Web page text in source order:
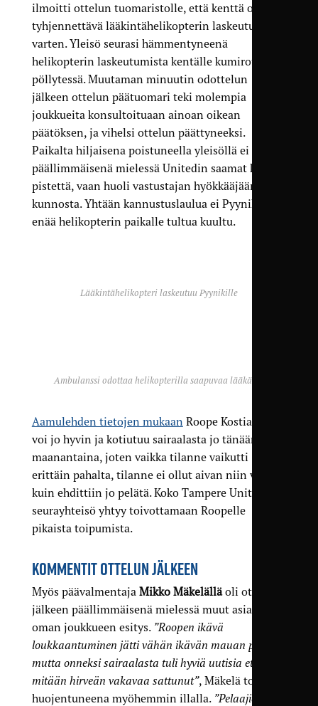
ilmoitti ottelun tuomaristolle, että kenttä oli
tyhjennettävä lääkintähelikopterin laskeutumista
varten. Yleisö seurasi hämmentyneenä
helikopterin laskeutumista kentälle kumirouheen
pöllytessä. Muutaman minuutin odottelun
jälkeen ottelun päätuomari teki molempia
joukkueita konsultoituaan ainoan oikean
päätöksen, ja vihelsi ottelun päättyneeksi.
Paikalta hiljaisena poistuneella yleisöllä ei ollut
päällimmäisenä mielessä Unitedin saamat kolme
pistettä, vaan huoli vastustajan hyökkääjään
kunnosta. Yhtään kannustuslaulua ei Pyynikillä
enää helikopterin paikalle tultua kuultu.
Lääkintähelikopteri laskeutuu Pyynikille
Ambulanssi odottaa helikopterilla saapuvaa lääkäriä
Aamulehden tietojen mukaan Roope Kostiainen
voi jo hyvin ja kotiutuu sairaalasta jo tänään
maanantaina, joten vaikka tilanne vaikutti
erittäin pahalta, tilanne ei ollut aivan niin vakava
kuin ehdittiin jo pelätä. Koko Tampere Unitedin
seurayhteisö yhtyy toivottamaan Roopelle
pikaista toipumista.
KOMMENTIT OTTELUN JÄLKEEN
Myös päävalmentaja Mikko Mäkelälläoli ottelun
jälkeen päällimmäisenä mielessä muut asiat kuin
oman joukkueen esitys. ”Roopen ikävä
loukkaantuminen jätti vähän ikävän mauan pelistä,
mutta onneksi sairaalasta tuli hyviä uutisia ettei
mitään hirveän vakavaa sattunut”, Mäkelä totesi
huojentuneena myöhemmin illalla. ”Pelaajien